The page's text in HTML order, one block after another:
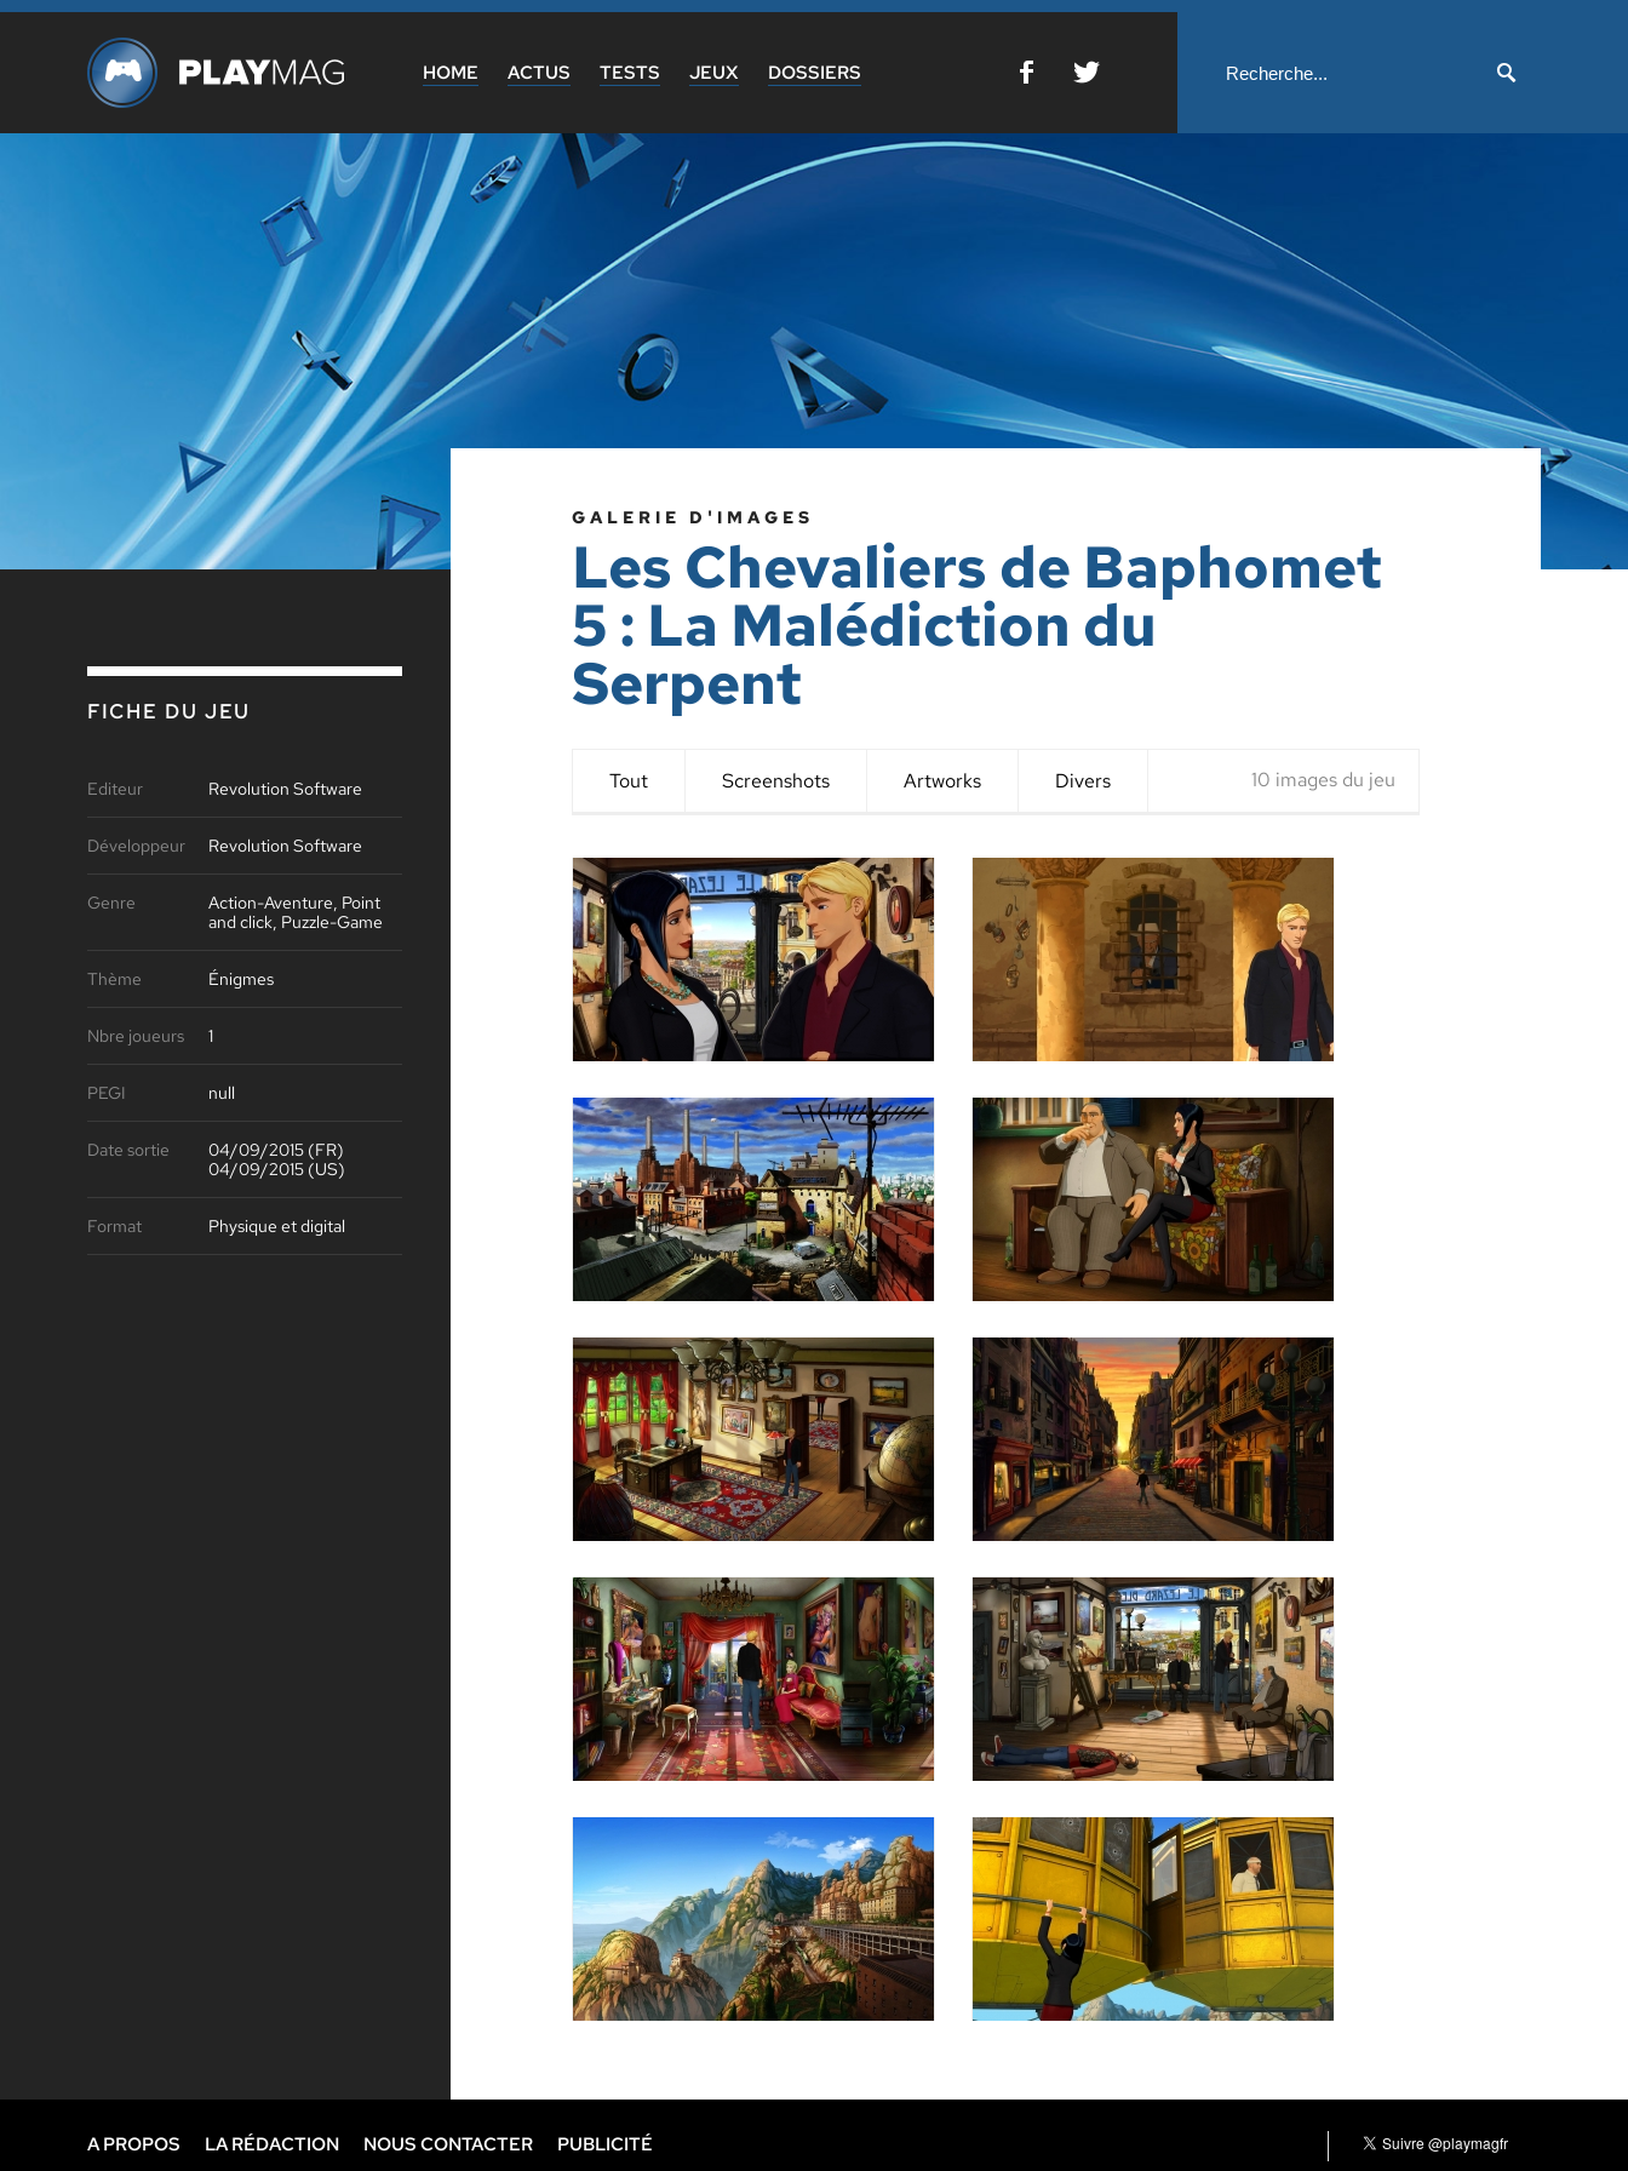
HOME ACTUS TESTS JEUX DOSSIERS
GALERIE D'IMAGES
Les Chevaliers de Baphomet
5 : La Malédiction du
Serpent
Tout Screenshots Artworks Divers 10 images du jeu
FICHE DU JEU
Editeur Revolution Software
Développeur Revolution Software
Genre
Action-Aventure, Point
and click, Puzzle-Game
Thème Énigmes
Nbre joueurs 1
PEGI null
Date sortie
04/09/2015 (FR)
04/09/2015 (US)
Format Physique et digital
A PROPOS LA RÉDACTION NOUS CONTACTER PUBLICITÉ